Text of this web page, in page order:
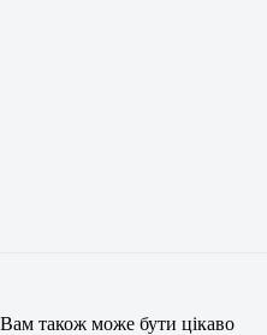
Вам також може бути цікаво